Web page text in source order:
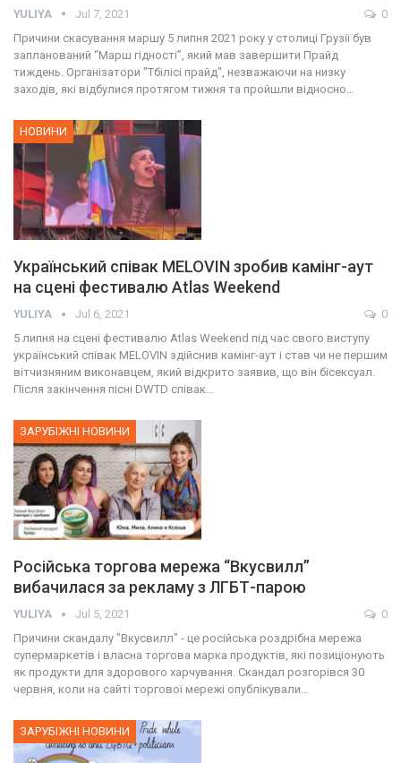
YULIYA Jul 7, 2021
0
Причини скасування маршу 5 липня 2021 року у столиці Грузії був
запланований “Марш гідності”, який мав завершити Прайд
тиждень. Організатори "Тбілісі прайд", незважаючи на низку
заходів, які відбулися протягом тижня та пройшли відносно…
НОВИНИ
Український співак MELOVIN зробив камінг-аут
на сцені фестивалю Atlas Weekend
YULIYA Jul 6, 2021
0
5 липня на сцені фестивалю Atlas Weekend під час свого виступу
український співак MELOVIN здійснив камінг-аут і став чи не першим
вітчизняним виконавцем, який відкрито заявив, що він бісексуал.
Після закінчення пісні DWTD співак…
ЗАРУБІЖНІ НОВИНИ
Російська торгова мережа “Вкусвилл”
вибачилася за рекламу з ЛГБТ-парою
YULIYA Jul 5, 2021
0
Причини скандалу "Вкусвилл" - це російська роздрібна мережа
супермаркетів і власна торгова марка продуктів, які позиціонують
як продукти для здорового харчування. Скандал розгорівся 30
червня, коли на сайті торгової мережі опублікували…
ЗАРУБІЖНІ НОВИНИ